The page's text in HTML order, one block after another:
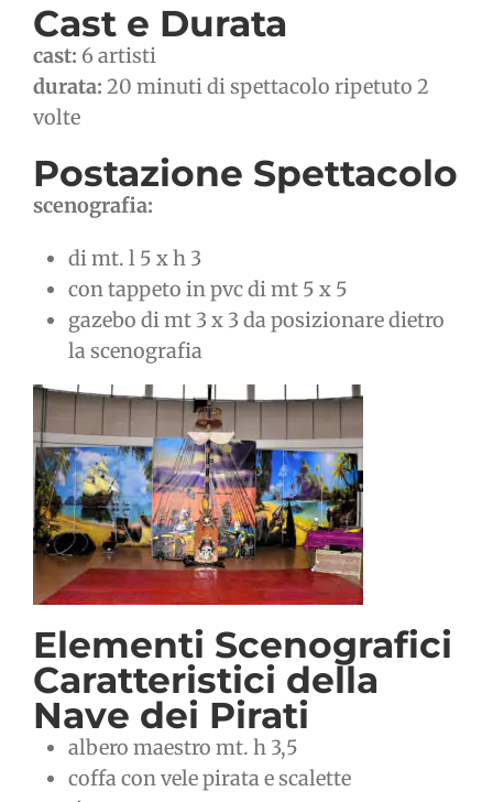
Cast e Durata
cast: 6 artisti
durata: 20 minuti di spettacolo ripetuto 2
volte
Postazione Spettacolo
scenografia:
di mt. l 5 x h 3
con tappeto in pvc di mt 5 x 5
gazebo di mt 3 x 3 da posizionare dietro
la scenografia
Elementi Scenografici
Caratteristici della
Nave dei Pirati
albero maestro mt. h 3,5
coffa con vele pirata e scalette